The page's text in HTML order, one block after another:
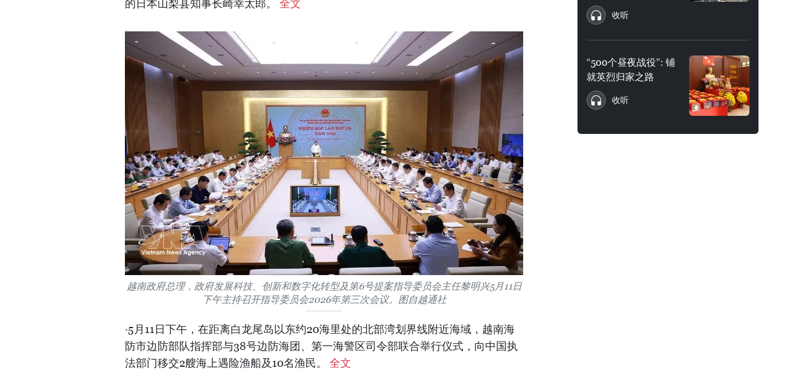
的日本山梨县知事长崎幸太郎。 全文
越南政府总理，政府发展科技、创新和数字化转型及第6号提案指导委员会主任黎明兴5月11日
下午主持召开指导委员会2026年第三次会议。图自越通社
·5月11日下午，在距离白龙尾岛以东约20海里处的北部湾划界线附近海域，越南海
防市边防部队指挥部与38号边防海团、第一海警区司令部联合举行仪式，向中国执
法部门移交2艘海上遇险渔船及10名渔民。 全文
收听
“500个昼夜战役”: 铺
就英烈归家之路
收听